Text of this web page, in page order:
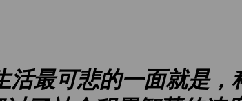
活最可悲的一面就是